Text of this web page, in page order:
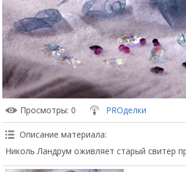
Просмотры: 0 PROделки
Описание материала:
Николь Ландрум оживляет старый свитер